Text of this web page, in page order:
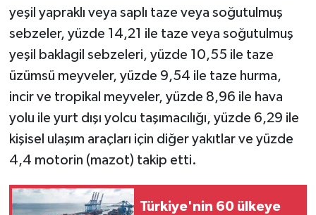
yeşil yapraklı veya saplı taze veya soğutulmuş
sebzeler, yüzde 14,21 ile taze veya soğutulmuş
yeşil baklagil sebzeleri, yüzde 10,55 ile taze
üzümsü meyveler, yüzde 9,54 ile taze hurma,
incir ve tropikal meyveler, yüzde 8,96 ile hava
yolu ile yurt dışı yolcu taşımacılığı, yüzde 6,29 ile
kişisel ulaşım araçları için diğer yakıtlar ve yüzde
4,4 motorin (mazot) takip etti.
Türkiye'nin 60 ülkeye